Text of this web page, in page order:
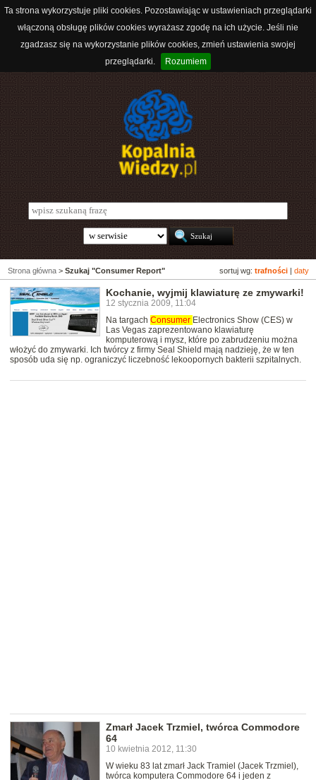
Ta strona wykorzystuje pliki cookies. Pozostawiając w ustawieniach przeglądarki
włączoną obsługę plików cookies wyrażasz zgodę na ich użycie. Jeśli nie
zgadzasz się na wykorzystanie plików cookies, zmień ustawienia swojej
przeglądarki.
Rozumiem
sortuj wg: trafności daty
Strona główna > Szukaj "Consumer Report"
Kochanie, wyjmij klawiaturę ze zmywarki!
12 stycznia 2009, 11:04
Na targach Consumer Electronics Show (CES) w
Las Vegas zaprezentowano klawiaturę
komputerową i mysz, które po zabrudzeniu można
włożyć do zmywarki. Ich twórcy z firmy Seal Shield mają nadzieję, że w ten
sposób uda się np. ograniczyć liczebność lekoopornych bakterii szpitalnych.
Zmarł Jacek Trzmiel, twórca Commodore
64
10 kwietnia 2012, 11:30
W wieku 83 lat zmarł Jack Tramiel (Jacek Trzmiel),
twórca komputera Commodore 64 i jeden z